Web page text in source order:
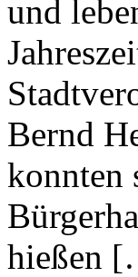
und
Bernd
konnten
hießen